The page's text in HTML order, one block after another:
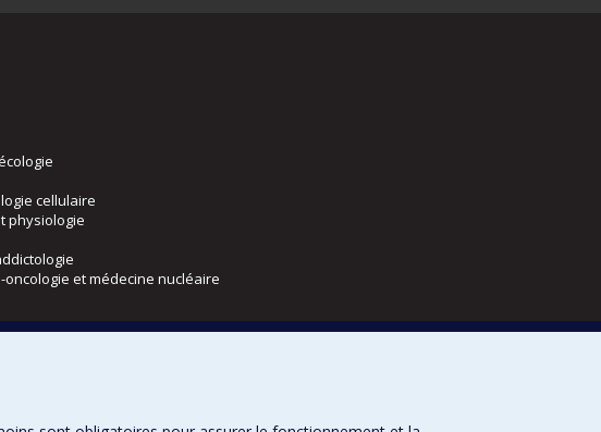
cellulaire
physiologie
oncologie et médecine nucléaire